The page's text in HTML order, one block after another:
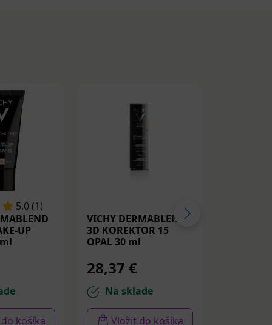
5.0 (1)
UP
košíka
VICHY DERMABLEND
3D KOREKTOR 15
OPAL 30 ml
28,37 €
Na sklade
Vložiť do košíka